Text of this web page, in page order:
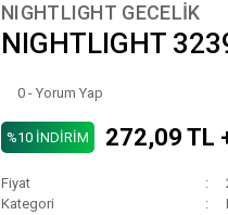
NIGHTLIGHT GECELİK
NIGHTLIGHT
0 - Yorum Yap
%10 İNDİRİM 272,09 TL
Fiyat
Kategori